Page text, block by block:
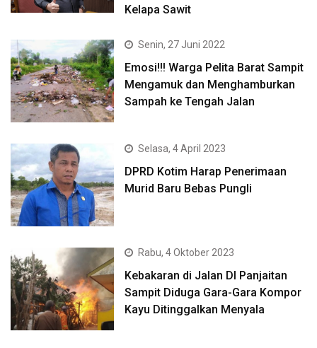
Kelapa Sawit
Senin, 27 Juni 2022
Emosi!!! Warga Pelita Barat Sampit
Mengamuk dan Menghamburkan
Sampah ke Tengah Jalan
Selasa, 4 April 2023
DPRD Kotim Harap Penerimaan
Murid Baru Bebas Pungli
Rabu, 4 Oktober 2023
Kebakaran di Jalan DI Panjaitan
Sampit Diduga Gara-Gara Kompor
Kayu Ditinggalkan Menyala